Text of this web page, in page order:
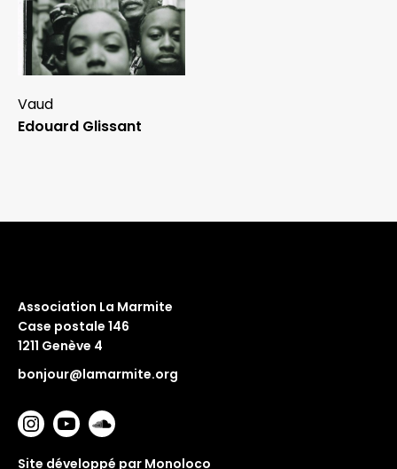
Vaud
Edouard Glissant
Association La Marmite
Case postale 146
1211 Genève 4
bonjour@lamarmite.org
Site développé par Monoloco